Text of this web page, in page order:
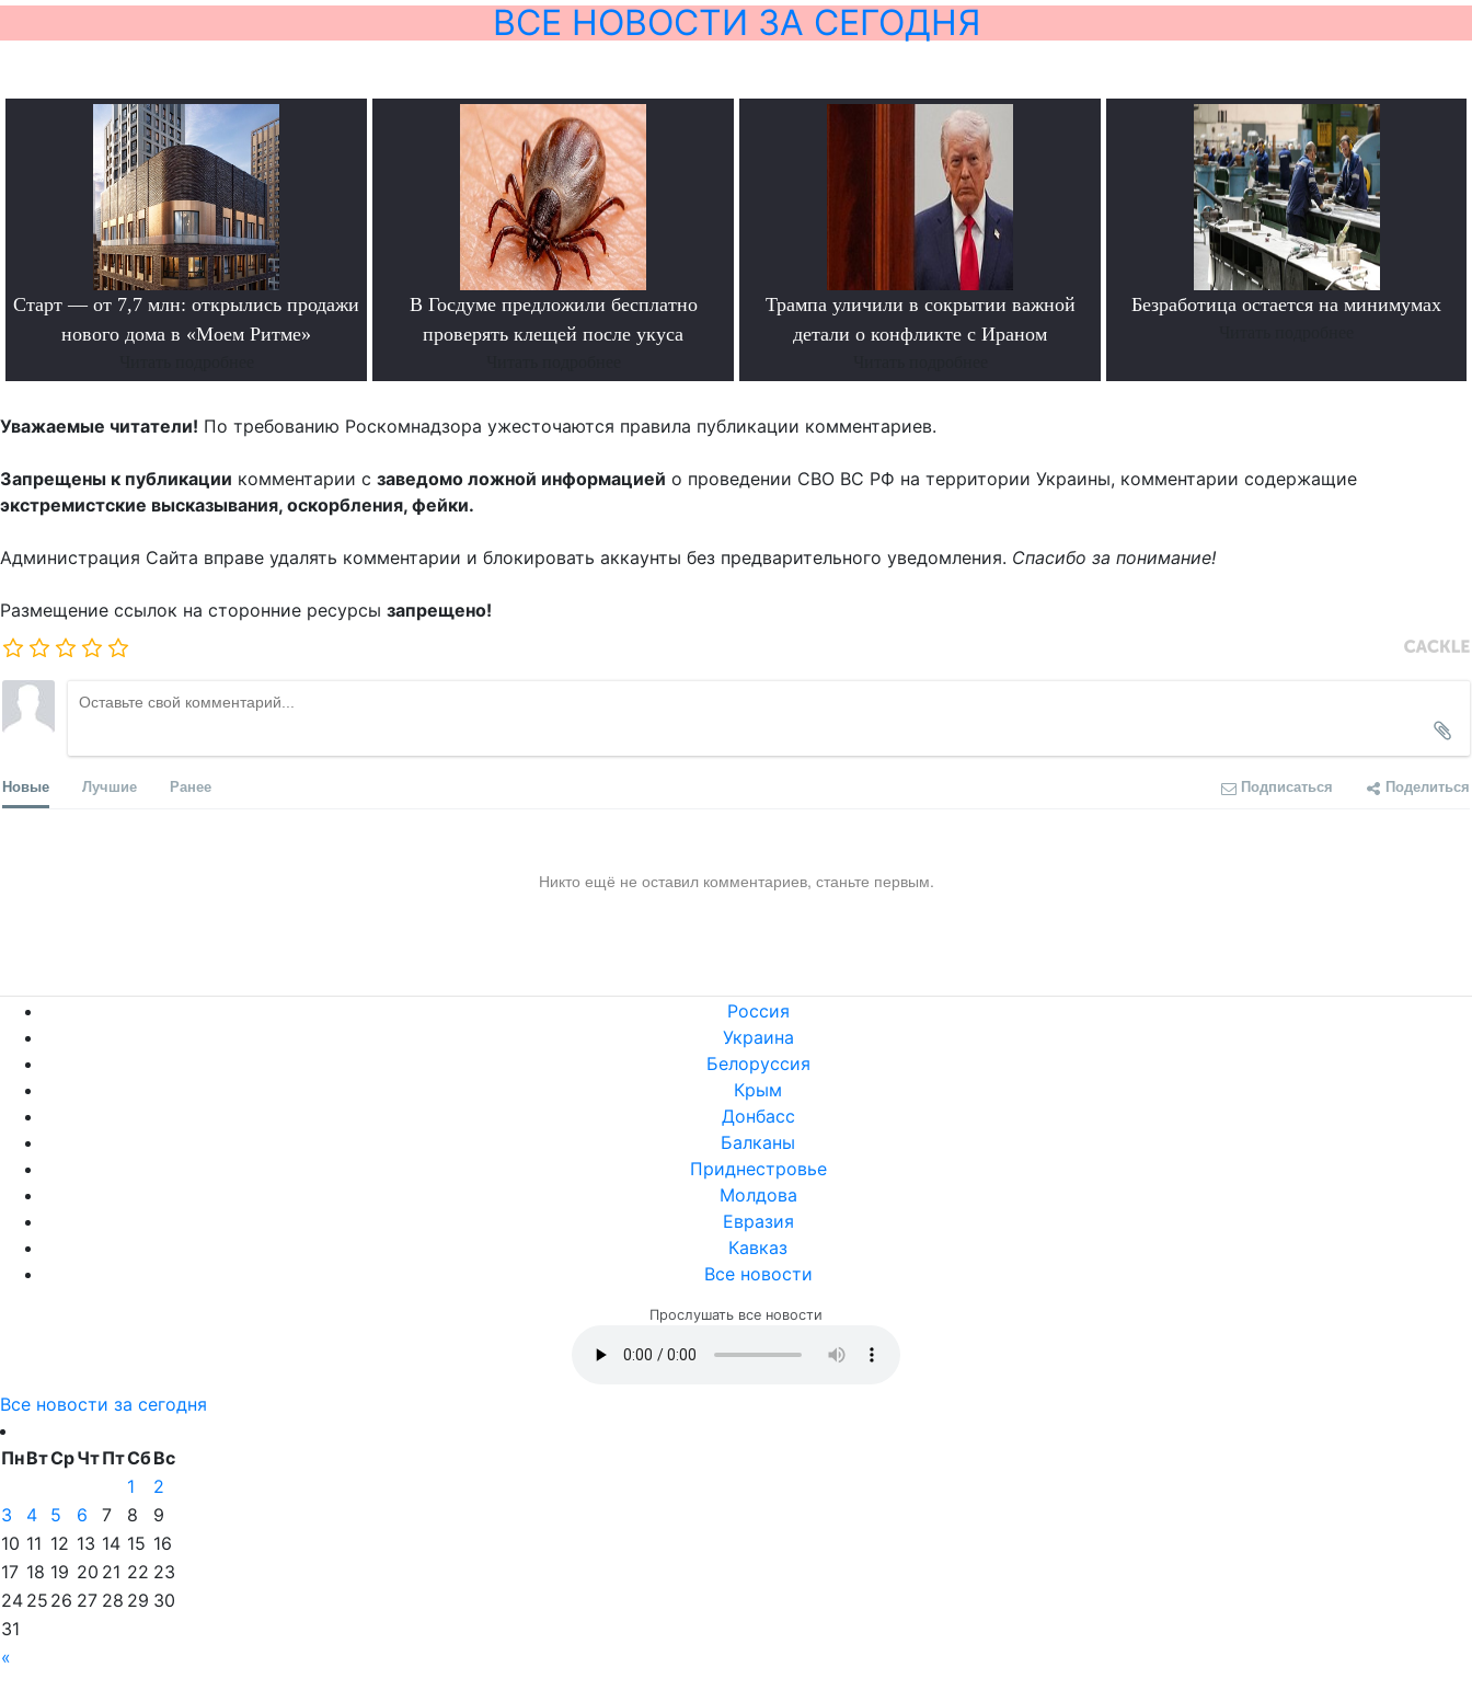
ВСЕ НОВОСТИ ЗА СЕГОДНЯ
Старт — от 7,7 млн: открылись продажи
нового дома в «Моем Ритме»
В Госдуме предложили бесплатно
проверять клещей после укуса
Трампа уличили в сокрытии важной
детали о конфликте с Ираном
Безработица остается на минимумах
Уважаемые читатели! По требованию Роскомнадзора ужесточаются правила публикации комментариев.
Запрещены к публикации комментарии с заведомо ложной информацией о проведении СВО ВС РФ на территории Украины, комментарии содержащие
экстремистские высказывания, оскорбления, фейки.
Администрация Сайта вправе удалять комментарии и блокировать аккаунты без предварительного уведомления. Спасибо за понимание!
Размещение ссылок на сторонние ресурсы запрещено!
Новые Лучшие Ранее Подписаться Поделиться
Никто ещё не оставил комментариев, станьте первым.
Россия
Украина
Белоруссия
Крым
Донбасс
Балканы
Приднестровье
Молдова
Евразия
Кавказ
Все новости
Прослушать все новости
Все новости за сегодня
ПнВтСрЧтПтСбВс
«
1
2
3
4 5 6 7 8
9
10 11 12 13 14 15 16
17 18 19 20 21 22 23
24 25 26 27 28 29 30
31